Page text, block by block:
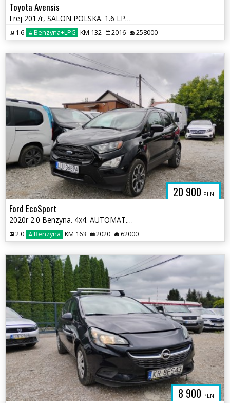
Toyota Avensis
I rej 2017r, SALON POLSKA. 1.6 LPG. Uszkodzony prawy bok. Jeździ.
1.6 Benzyna+LPG KM 132 2016 258000
20 900 PLN
Ford EcoSport
2020r 2.0 Benzyna. 4x4. AUTOMAT. Lekko uszkodzony prawy bok. Jeździ.
2.0 Benzyna KM 163 2020 62000
8 900 PLN